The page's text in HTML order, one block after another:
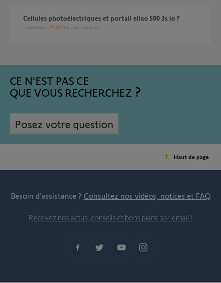
Cellules photoélectriques et portail elixo 500 3s io ?
5 réponses PORTAIL il y a 24 jours
CE N'EST PAS CE
QUE VOUS RECHERCHEZ
Posez votre question
Haut de page
Besoin d’assistance ? Consultez nos vidéos, notices et FAQ
Recevez nos actus, conseils et bons plans par email !